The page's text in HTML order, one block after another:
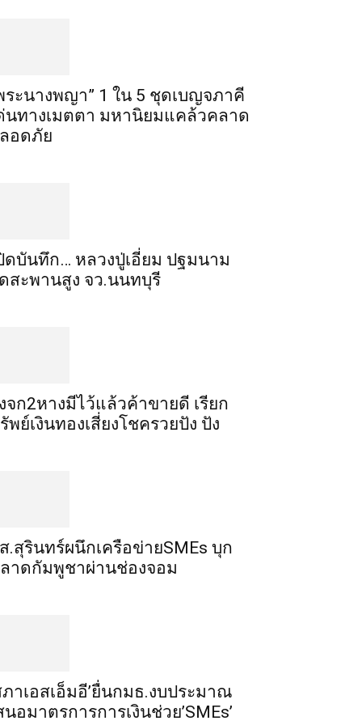
ระ​นาง​พญา” 1 ใน 5​ ชุดเบญจ​ภาคี​
นทางเมตตา​ มหา​นิยม​แคล้วคลาด​
อดภัย​
ดบันทึก… หลวงปู่เอี่ยม ​ปฐม​นาม​
สะพานสูง​ จว.นนทบุรี
จก​2​หาง​มีไว้แล้ว​ค้าขาย​ดี​ เรียก​
พย์เงินทอง​เสี่ยงโชค​รวยปัง​ ปัง​
.สุรินทร์ผนึกเครือข่ายSMEs บุก
าดกัมพูชาผ่านช่องจอม
ภาเอสเอ็มอี’ยื่นกมธ.งบประมาณ
นอมาตรการการเงินช่วย’SMEs’